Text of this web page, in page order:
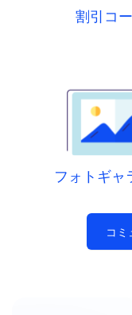
割引コ
フォトギャ
コミ